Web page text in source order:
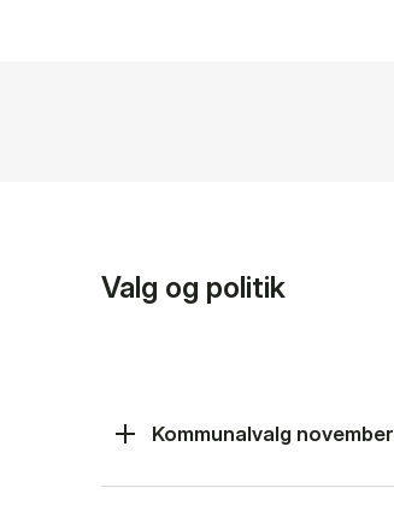
Valg og politik
Kommunalvalg november